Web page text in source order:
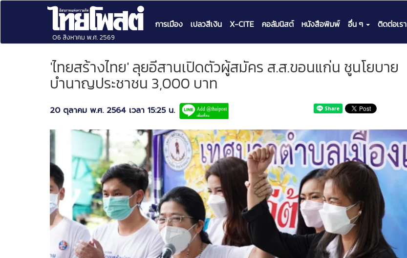
06 สิงหาคม พ.ศ. 2569
การเมือง เปลวสีเงิน X-CITE คอลัมนิสต์ หนังสือพิมพ์ อื่น ๆ ติดต่อเรา
'ไทยสร้างไทย' ลุยอีสานเปิดตัวผู้สมัคร ส.ส.ขอนแก่น ชูนโยบาย
บำนาญประชาชน 3,000 บาท
20 ตุลาคม พ.ศ. 2564 เวลา 15:25 น.